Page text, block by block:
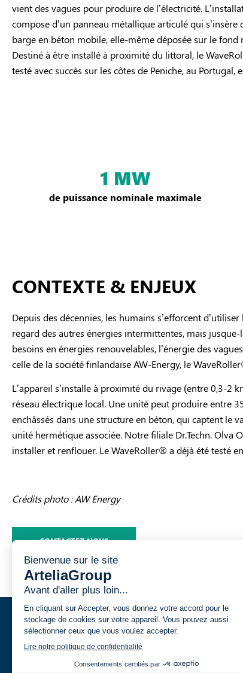
vient des vagues pour produire de l’électricité.
compose d’un panneau métallique articulé qui s’insère
barge en béton mobile, elle-même déposée sur le fond
Destiné à être installé à proximité du littoral, le
testé avec succès sur les côtes de Peniche, au Portugal,
1 MW
de puissance nominale maximale
CONTEXTE & ENJEUX
Depuis des décennies, les humains s’efforcent
regard des autres énergies intermittentes, mais
besoins en énergies renouvelables, l’énergie des
celle de la société finlandaise AW-Energy, le
L’appareil s’installe à proximité du rivage (entre 0,3-2
réseau électrique local. Une unité peut produire entre
enchâssés dans une structure en béton, qui captent le
unité hermétique associée. Notre filiale Dr.Techn. Olva
installer et renflouer. Le WaveRoller® a déjà été testé
Crédits photo : AW Energy
CONTACTEZ NOUS